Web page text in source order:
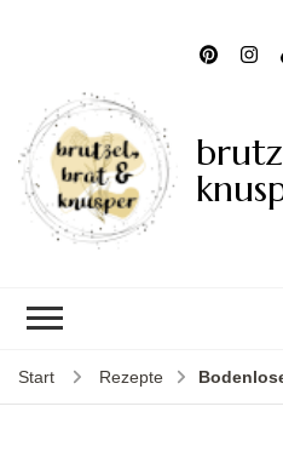
Start Rezepte